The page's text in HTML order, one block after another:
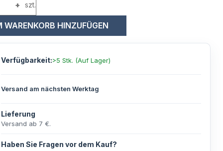
+ szt.
WARENKORB HINZUFÜGEN
Verfügbarkeit:>5 Stk. (Auf Lager)
Versand am nächsten Werktag
Lieferung
Versand ab 7 €.
Haben Sie Fragen vor dem Kauf?